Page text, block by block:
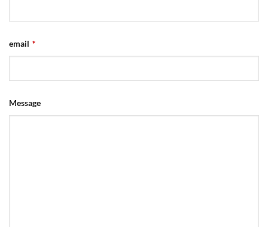
email *
Message